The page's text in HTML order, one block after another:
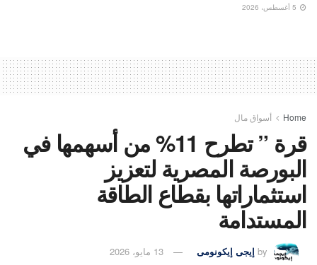
Home أسواق مال
قرة ” تطرح 11% من أسهمها في
البورصة المصرية لتعزيز
استثماراتها بقطاع الطاقة
المستدامة
by إيجى إيكونومى 13 مايو، 2026